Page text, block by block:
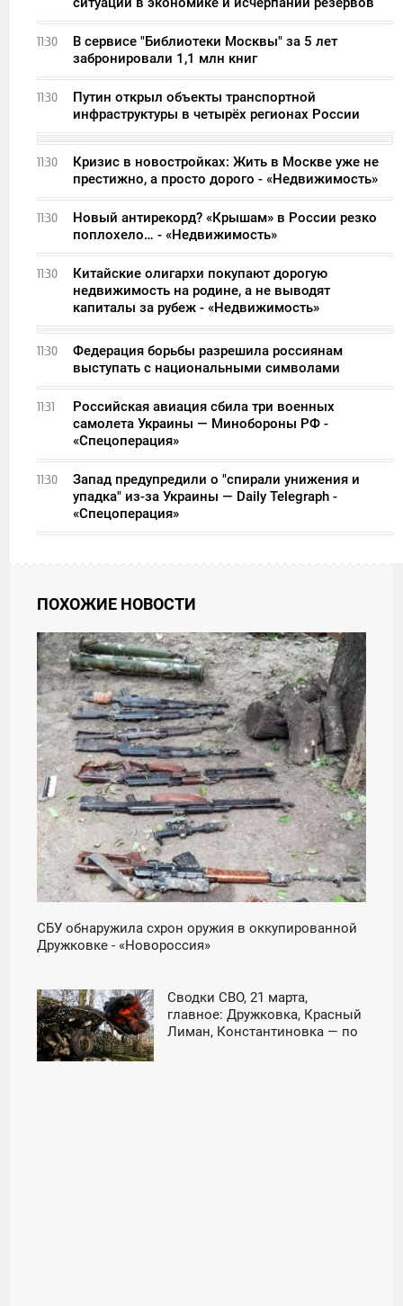
11:30
В сервисе "Библиотеки Москвы" за 5 лет
забронировали 1,1 млн книг
11:30
Путин открыл объекты транспортной
инфраструктуры в четырёх регионах России
11:30
Кризис в новостройках: Жить в Москве уже не
престижно, а просто дорого - «Недвижимость»
11:30
Новый антирекорд? «Крышам» в России резко
поплохело… - «Недвижимость»
11:30
Китайские олигархи покупают дорогую
недвижимость на родине, а не выводят
капиталы за рубеж - «Недвижимость»
11:30
Федерация борьбы разрешила россиянам
выступать с национальными символами
11:31
Российская авиация сбила три военных
самолета Украины — Минобороны РФ -
«Спецоперация»
11:30
Запад предупредили о "спирали унижения и
упадка" из-за Украины — Daily Telegraph -
«Спецоперация»
ПОХОЖИЕ НОВОСТИ
СБУ обнаружила схрон оружия в оккупированной
Дружковке - «Новороссия»
Сводки СВО, 21 марта,
главное: Дружковка, Красный
Лиман, Константиновка — по